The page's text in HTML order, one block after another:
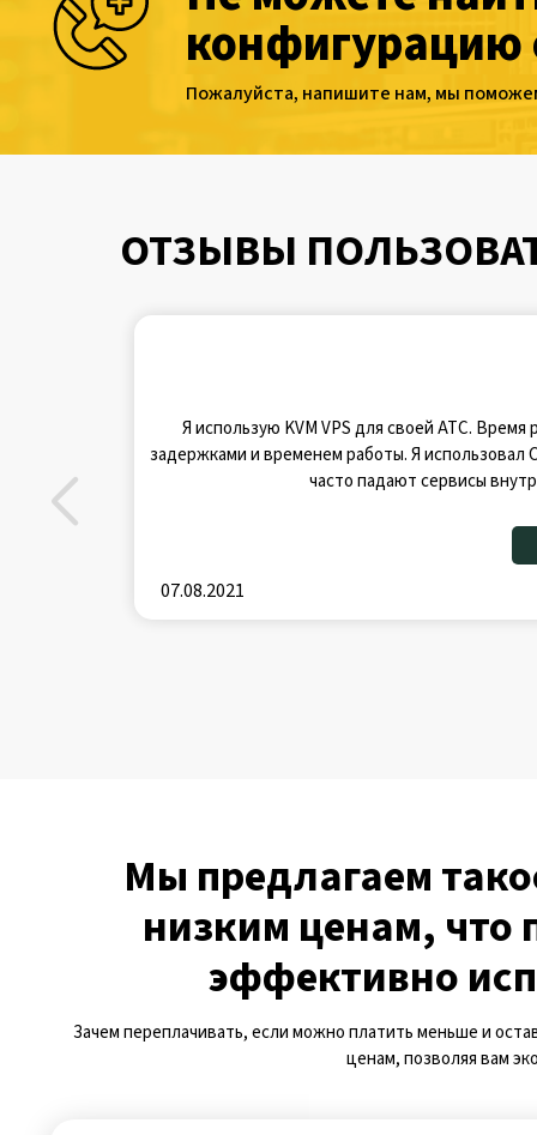
конфигурацию
Пожалуйста, напишите нам, мы
ОТЗЫВЫ
Я использую KVM VPS для своей АТС. Время
задержками и временем работы. Я
часто падают сервисы
07.08.2021
Мы предлагаем
низким ценам, что
эффективно
Зачем переплачивать, если можно платить меньше и
ценам, позволяя вам